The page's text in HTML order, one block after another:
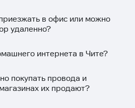
в офис или можно
удаленно?
интернета в Чите?
покупать провода и
их продают?